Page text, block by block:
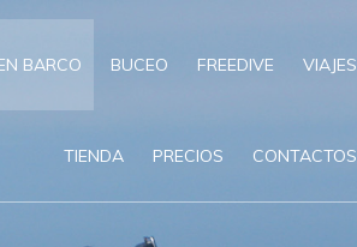
BARCO BUCEO FREEDIVE VIAJES
TIENDA PRECIOS CONTACTOS